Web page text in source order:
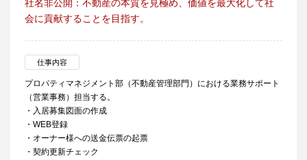
社名非公開：不動産の本質を見極め、価値を最大化して社
会に貢献することを目指す。
仕事内容
プロパティマネジメント部（不動産管理部門）における業務サポート
（営業事務）担当する。
・入居募集図面の作成
・WEB登録
・オーナー様への送金伝票の起票
・契約更新チェック